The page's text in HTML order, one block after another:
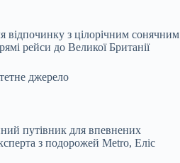
з цілорічним сонячним
рейси до Великої Британії
джерело
путівник для впевнених
з подорожей Metro, Еліс